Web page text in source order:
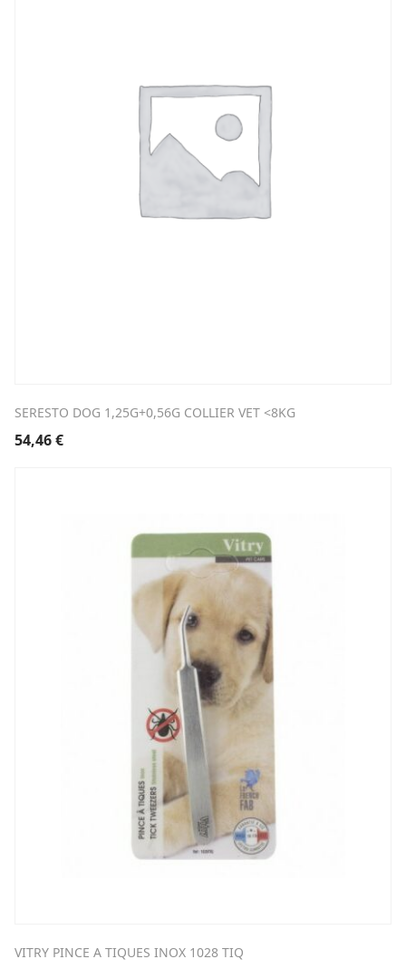
SERESTO DOG 1,25G+0,56G COLLIER VET <8KG
54,46€
VITRY PINCE A TIQUES INOX 1028 TIQ